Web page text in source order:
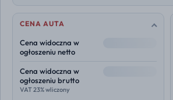
CENA AUTA
Cena widoczna w
ogłoszeniu netto
Cena widoczna w
ogłoszeniu brutto
VAT 23% wliczony